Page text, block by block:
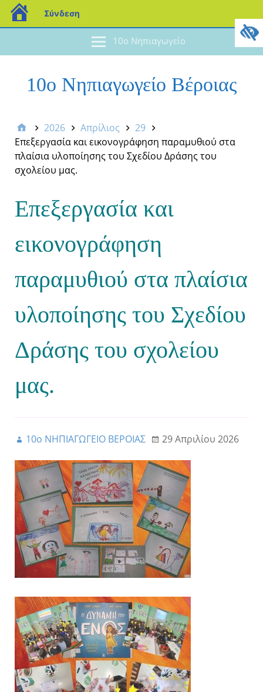
10ο Νηπιαγωγείο
10ο Νηπιαγωγείο Βέροιας
2026 Απρίλιος
29
Επεξεργασία και εικονογράφηση παραμυθιού στα
πλαίσια υλοποίησης του Σχεδίου Δράσης του
σχολείου μας.
Επεξεργασία και
εικονογράφηση
παραμυθιού στα πλαίσια
υλοποίησης του Σχεδίου
Δράσης του σχολείου
μας.
10ο ΝΗΠΙΑΓΩΓΕΙΟ ΒΕΡΟΙΑΣ 29 Απριλίου 2026
Σύνδεση